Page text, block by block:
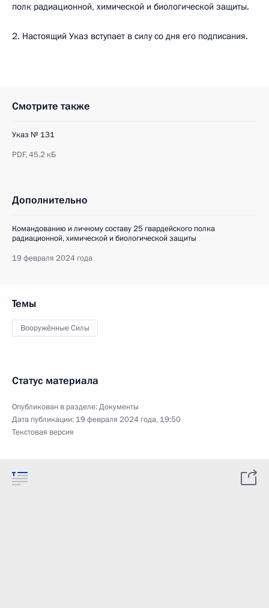
полк радиационной, химической и биологической защиты.
2. Настоящий Указ вступает в силу со дня его подписания.
Смотрите также
Указ № 131
PDF,45.2 кБ
Дополнительно
Командованию и личному составу 25 гвардейского полка
радиационной, химической и биологической защиты
19 февраля 2024 года
Темы
Вооружённые Силы
Статус материала
Опубликован в разделе:Документы
Дата публикации: 19 февраля 2024 года, 19:50
Текстовая версия